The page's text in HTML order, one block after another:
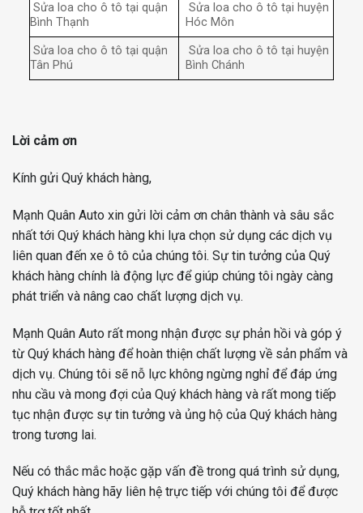
Sửa loa cho ô tô tại quận
Bình Thạnh
Sửa loa cho ô tô tại huyện
Hóc Môn
Sửa loa cho ô tô tại quận
Tân Phú
Sửa loa cho ô tô tại huyện
Bình Chánh
Lời cảm ơn
Kính gửi Quý khách hàng,
Mạnh Quân Auto xin gửi lời cảm ơn chân thành và sâu sắc
nhất tới Quý khách hàng khi lựa chọn sử dụng các dịch vụ
liên quan đến xe ô tô của chúng tôi. Sự tin tưởng của Quý
khách hàng chính là động lực để giúp chúng tôi ngày càng
phát triển và nâng cao chất lượng dịch vụ.
Mạnh Quân Auto rất mong nhận được sự phản hồi và góp ý
từ Quý khách hàng để hoàn thiện chất lượng về sản phẩm và
dịch vụ. Chúng tôi sẽ nỗ lực không ngừng nghỉ để đáp ứng
nhu cầu và mong đợi của Quý khách hàng và rất mong tiếp
tục nhận được sự tin tưởng và ủng hộ của Quý khách hàng
trong tương lai.
Nếu có thắc mắc hoặc gặp vấn đề trong quá trình sử dụng,
Quý khách hàng hãy liên hệ trực tiếp với chúng tôi để được